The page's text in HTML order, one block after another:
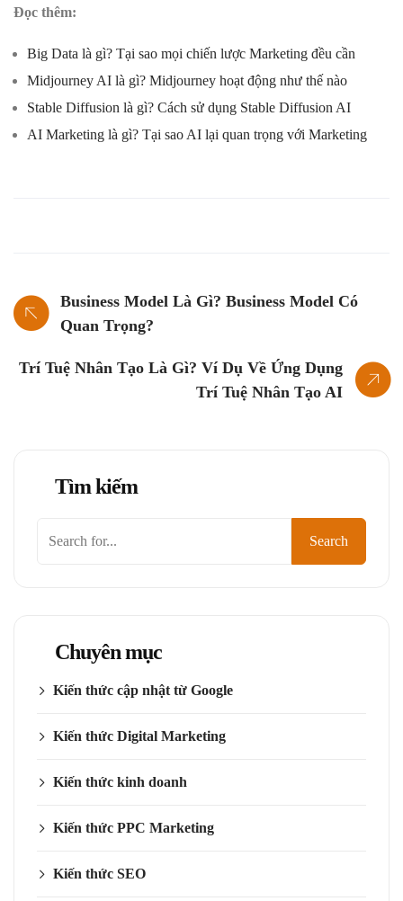
Đọc thêm:
Big Data là gì? Tại sao mọi chiến lược Marketing đều cần
Midjourney AI là gì? Midjourney hoạt động như thế nào
Stable Diffusion là gì? Cách sử dụng Stable Diffusion AI
AI Marketing là gì? Tại sao AI lại quan trọng với Marketing
Business Model Là Gì? Business Model Có
Quan Trọng?
Trí Tuệ Nhân Tạo Là Gì? Ví Dụ Về Ứng Dụng
Trí Tuệ Nhân Tạo AI
Tìm kiếm
Search
Chuyên mục
Kiến thức cập nhật từ Google
Kiến thức Digital Marketing
Kiến thức kinh doanh
Kiến thức PPC Marketing
Kiến thức SEO